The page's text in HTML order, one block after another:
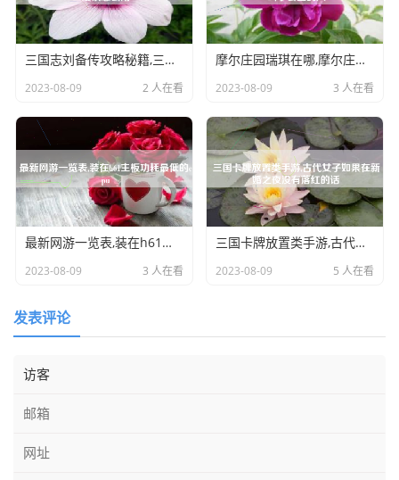
三国志刘备传攻略秘籍,三国志刘备传印绶该怎么用
2023-08-09 2 人在看
摩尔庄园瑞琪在哪,摩尔庄园谁加了一个叫小公主的人
2023-08-09 3 人在看
最新网游一览表,装在h61主板功耗最低的cpu
2023-08-09 3 人在看
三国卡牌放置类手游,古代女子如果在新婚之夜没有落红的话
2023-08-09 5 人在看
发表评论